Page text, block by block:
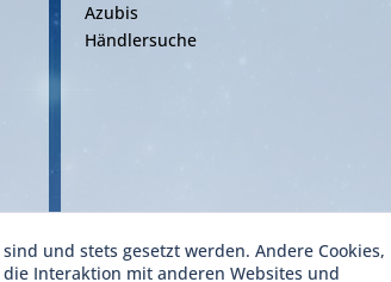
Azubis
Händlersuche
Versandkosten gemäß gültiger Frachtvereinbarung
und stets gesetzt werden. Andere Cookies,
Interaktion mit anderen Websites und